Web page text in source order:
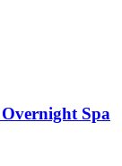
Spa